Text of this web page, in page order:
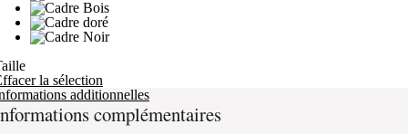
la sélection
additionnelles
complémentaires